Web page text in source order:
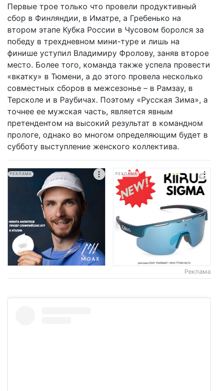
Первые трое только что провели продуктивный
сбор в Финляндии, в Иматре, а Гребенько на
втором этапе Кубка России в Чусовом боролся за
победу в трехдневном мини-туре и лишь на
финише уступил Владимиру Фролову, заняв второе
место. Более того, команда также успела провести
«вкатку» в Тюмени, а до этого провела несколько
совместных сборов в межсезонье – в Рамзау, в
Терсколе и в Раубичах. Поэтому «Русская Зима», а
точнее ее мужская часть, является явным
претендентом на высокий результат в командном
прологе, однако во многом определяющим будет в
субботу выступление женского коллектива.
РЕКЛАМА РЕКЛАМА
Реклама